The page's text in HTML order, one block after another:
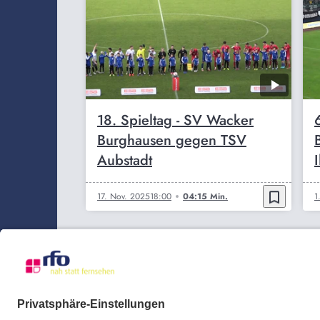
18. Spieltag - SV Wacker
Burghausen gegen TSV
Aubstadt
17. Nov. 202518:00 04:15 Min. bookmark_border